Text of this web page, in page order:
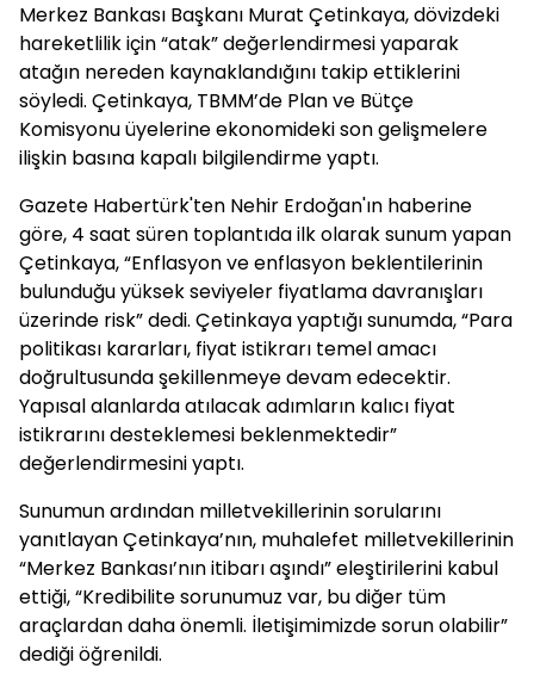
Merkez Bankası Başkanı Murat Çetinkaya, dövizdeki
hareketlilik için “atak” değerlendirmesi yaparak
atağın nereden kaynaklandığını takip ettiklerini
söyledi. Çetinkaya, TBMM’de Plan ve Bütçe
Komisyonu üyelerine ekonomideki son gelişmelere
ilişkin basına kapalı bilgilendirme yaptı.
Gazete Habertürk'ten Nehir Erdoğan'ın haberine
göre, 4 saat süren toplantıda ilk olarak sunum yapan
Çetinkaya, “Enflasyon ve enflasyon beklentilerinin
bulunduğu yüksek seviyeler fiyatlama davranışları
üzerinde risk” dedi. Çetinkaya yaptığı sunumda, “Para
politikası kararları, fiyat istikrarı temel amacı
doğrultusunda şekillenmeye devam edecektir.
Yapısal alanlarda atılacak adımların kalıcı fiyat
istikrarını desteklemesi beklenmektedir”
değerlendirmesini yaptı.
Sunumun ardından milletvekillerinin sorularını
yanıtlayan Çetinkaya’nın, muhalefet milletvekillerinin
“Merkez Bankası’nın itibarı aşındı” eleştirilerini kabul
ettiği, “Kredibilite sorunumuz var, bu diğer tüm
araçlardan daha önemli. İletişimimizde sorun olabilir”
dediği öğrenildi.